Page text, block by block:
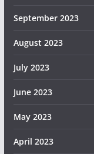
September 2023
August 2023
July 2023
June 2023
May 2023
April 2023